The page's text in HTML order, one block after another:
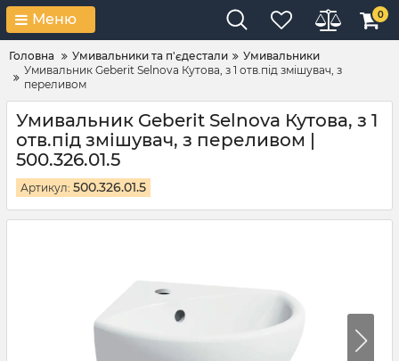
Меню 0
Головна Умивальники та п'єдестали
Умивальники
Умивальник Geberit Selnova Кутова, з 1 отв.під змішувач, з
переливом
Умивальник Geberit Selnova Кутова, з 1
отв.під змішувач, з переливом |
500.326.01.5
Артикул: 500.326.01.5